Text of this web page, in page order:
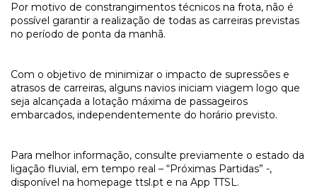
Por motivo de constrangimentos técnicos na frota, não é
possível garantir a realização de todas as carreiras previstas
no período de ponta da manhã.
Com o objetivo de minimizar o impacto de supressões e
atrasos de carreiras, alguns navios iniciam viagem logo que
seja alcançada a lotação máxima de passageiros
embarcados, independentemente do horário previsto.
Para melhor informação, consulte previamente o estado da
ligação fluvial, em tempo real – “Próximas Partidas” -,
disponível na homepage ttsl.pt e na App TTSL.